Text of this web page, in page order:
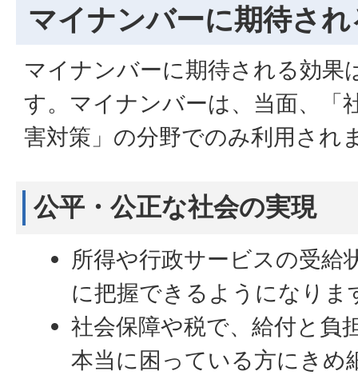
マイナンバーに期待さ
マイナンバーに期待される効果
す。マイナンバーは、当面、「
害対策」の分野でのみ利用され
公平・公正な社会の実現
所得や行政サービスの受給
に把握できるようになりま
社会保障や税で、給付と負
本当に困っている方にきめ